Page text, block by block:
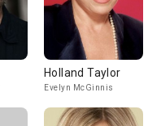
Holland Taylor
Evelyn McGinnis